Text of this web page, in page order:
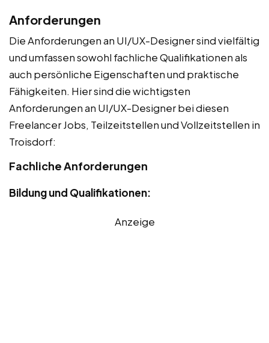
Anforderungen
Die Anforderungen an UI/UX-Designer sind vielfältig
und umfassen sowohl fachliche Qualifikationen als
auch persönliche Eigenschaften und praktische
Fähigkeiten. Hier sind die wichtigsten
Anforderungen an UI/UX-Designer bei diesen
Freelancer Jobs, Teilzeitstellen und Vollzeitstellen in
Troisdorf:
Fachliche Anforderungen
Bildung und Qualifikationen:
Anzeige